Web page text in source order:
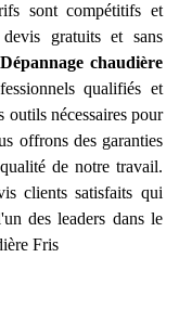
sont compétitifs et
gratuits et sans
chaudière
qualifiés et
outils nécessaires pour
offrons des garanties
de notre travail.
clients satisfaits qui
des leaders dans le
Fris